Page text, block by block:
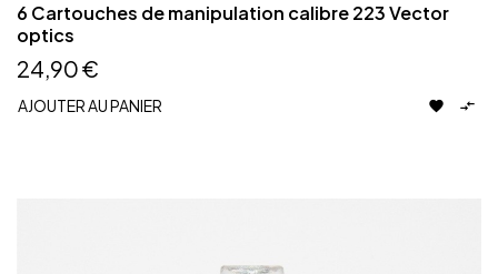
6 Cartouches de manipulation calibre 223 Vector
optics
24,90 €
AJOUTER AU PANIER  